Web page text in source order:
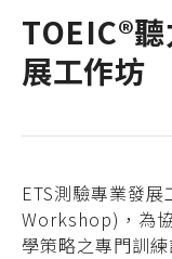
TOEIC®
展工作坊
ETS測驗專業發
Workshop)，為
學策略之專門訓練